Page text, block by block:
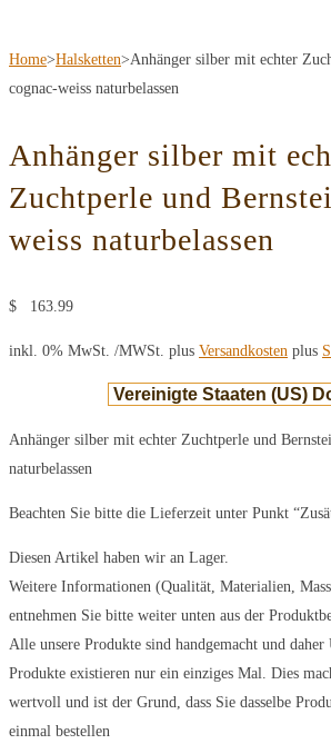
Home>Halsketten>Anhänger silber mit echter
cognac-weiss naturbelassen
Anhänger silber mit
Zuchtperle und
weiss naturbelassen
$ 163.99
inkl. 0% MwSt. /MWSt. plus Versandkosten plus
Anhänger silber mit echter Zuchtperle und
naturbelassen
Beachten Sie bitte die Lieferzeit unter Punkt
Diesen Artikel haben wir an Lager.
Weitere Informationen (Qualität, Materialien,
entnehmen Sie bitte weiter unten aus der
Alle unsere Produkte sind handgemacht und
Produkte existieren nur ein einziges Mal. Dies
wertvoll und ist der Grund, dass Sie dasselbe
einmal bestellen